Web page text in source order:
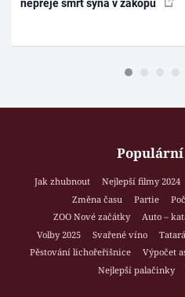
nepřeje smrt syna v zákopu
Jak zhubnout Nejlepší filmy 2024
Změna času
Partie
ZOO Nové začátky
Auto –
Volby 2025
Svařené víno
Pěstování lichořeřišnice
Výpočet
Nejlepší palačinky